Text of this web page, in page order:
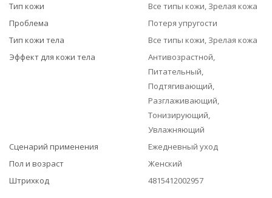
Тип кожи
Все типы кожи, Зрелая кожа
Проблема
Потеря упругости
Тип кожи тела
Все типы кожи, Зрелая кожа
Эффект для кожи тела
Антивозрастной,
Питательный,
Подтягивающий,
Разглаживающий,
Тонизирующий,
Увлажняющий
Сценарий применения
Ежедневный уход
Пол и возраст
Женский
Штрихкод
4815412002957